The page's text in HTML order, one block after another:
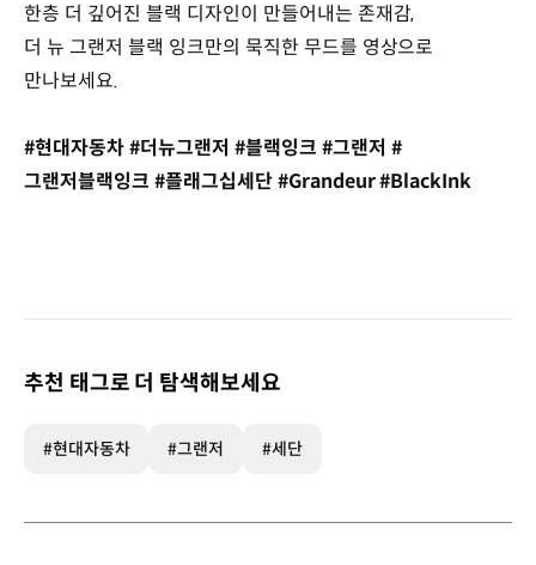
한층 더 깊어진 블랙 디자인이 만들어내는 존재감,
더 뉴 그랜저 블랙 잉크만의 묵직한 무드를 영상으로
만나보세요.
#현대자동차 #더뉴그랜저 #블랙잉크 #그랜저 #
그랜저블랙잉크 #플래그십세단 #Grandeur #BlackInk
추천 태그로 더 탐색해보세요
#현대자동차 #그랜저 #세단